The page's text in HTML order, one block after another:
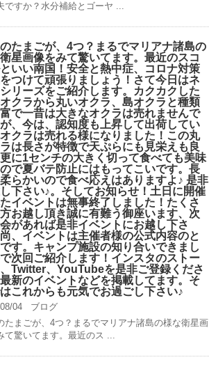
ですか？水分補給とゴーヤ ...
たまごが、4つ？まるでマリアナ諸島の
星画像をみて驚いてます。最近のスコ
いい南国！安全と熱中症、コロナ対策
つけて頑張りましょう！さて今日はネ
リーズをご紹介します。カクカクした
クラから丸いオクラ、島オクラと種類
で一昔は大きなオクラは売れませんで
、今は、認知度も上昇して出荷してい
クラは売れる様になりました！この丸
は長さが特徴で天ぷらにも見栄えも良
更に1センチの大きく切って食べても美味
で夏バテ防止にはもってこいです。長
柔らかいので食べ応えはありますよ♪ 是非
下さい♪。そしてお知らせ！土日に開催
イベントは無事終了しました！たくさ
お越し頂き誠に有難う御座います、次
があれば是非イベントにお越し下さ
、イベントは主催者様の公式内容のと
す。キャンプ️施設の知り合いできまし
次回ご紹介します！インスタのストー
Twitter、YouTubeを是非ご登録くださ
新のイベントなどを掲載してます。そ
これからも元気でお過ごし下さい♪
04
ブログ
たまごが、4つ？まるでマリアナ諸島の様な衛星画
て驚いてます。最近のス ...